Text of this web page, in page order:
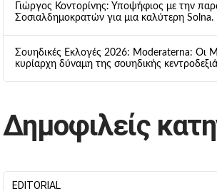
Γιώργος Κοντορίνης: Υποψήφιος με την
Σοσιαλδημοκρατών για μια καλύτερη Solna.
Σουηδικές Εκλογές 2026: Moderaterna: Οι
κυρίαρχη δύναμη της σουηδικής
Δημοφιλείς
EDITORIAL